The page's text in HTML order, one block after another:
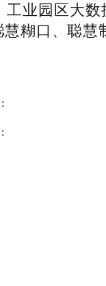
业园区大
糊口、聪慧
:
: